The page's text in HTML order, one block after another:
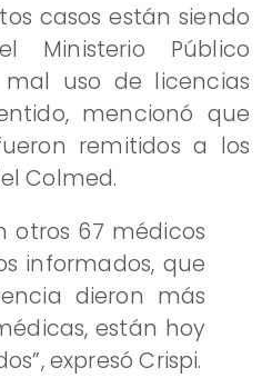
casos están siendo
Ministerio Público
uso de licencias
mencionó que
remitidos a los
Colmed.
otros 67 médicos
informados, que
dieron más
están hoy
expresó Crispi.